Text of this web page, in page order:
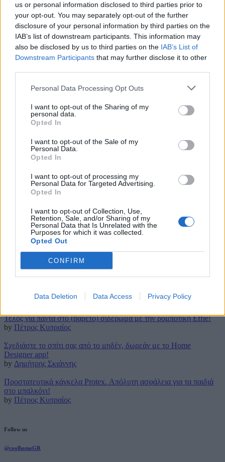
us or personal information disclosed to third parties prior to
your opt-out. You may separately opt-out of the further
disclosure of your personal information by third parties on the
IAB’s list of downstream participants. This information may
also be disclosed by us to third parties on the IAB’s List of
Downstream Participants that may further disclose it to other
Personal Data Processing Opt Outs
I want to opt-out of the Sharing of my
personal data.
Opted In
I want to opt-out of the Sale of my
Personal Data.
Opted In
I want to opt-out of processing my
Personal Data for Targeted Advertising.
Opted In
I want to opt-out of Collection, Use,
Retention, Sale, and/or Sharing of my
Personal Data that Is Unrelated with the
Purposes for which it was collected.
Opted Out
CONFIRM
Data Deletion Data Access Privacy Policy
golden hall
Ετικέτα: golden hall
DEVICES,ΜΑΓΕΙΡΙΚΗ,ΜΠΑΝΙΟ,Συσκευές
H Siemens έστησε ένα μοναδικό, “έξυπνο” σπίτι στο Golden
Την προηγούμενη εβδομάδα, κάνοντας μια βόλτα στο ισόγειο του
Golden Hall στο Μαρούσι, βρεθήκαμε (όπως και πολύς κόσμος …
14 Δεκεμβρίου 2016
Latest posts
Τρουφάκια της τεμπέλας: Η πιο απλή συνταγή!
Μάρθα Κατσαρού
Τέλος για πάντα στο (βαρετό) σιδέρωμα με την ρομποτική Effie!
by Πέτρος Κυπραίος
Σχεδιάστε το σπίτι σας από το μηδέν, δωρεάν με το Home
Designer app!
by Δημήτρης Σκιάννης
Προστατευτικά κάγκελα Protex. Απόλυτη ασφάλεια για τα παιδιά
στο μπαλκόνι!
by Πέτρος Κυπραίος
Follow us
@coolhomeGR